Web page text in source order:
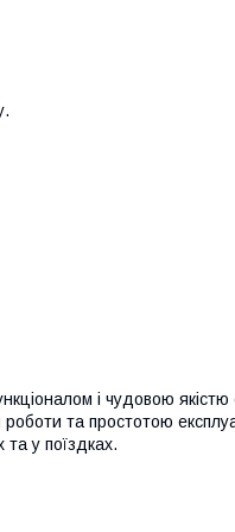
і чудовою якістю
та простотою
та у поїздках.